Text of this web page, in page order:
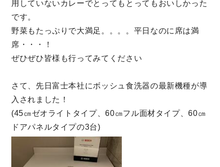
耐震等級3 & 許容応力度計算 全棟標準
徹底したコストダウンの追求
頑丈で長持ちの外壁
2030年の省エネ基準住宅
100年点検住宅
快適な室内環境へのこだわり
用していないカレーでとってもとってもおいしかった
です。
野菜もたっぷりで大満足。。。。平日なのに席は満
席・・・！
ぜひぜひ皆様も行ってみてください
さて、先日富士本社にボッシュ食洗器の最新機種が導
入されました！
(45㎝ゼオライトタイプ、60㎝フル面材タイプ、60㎝
ドアパネルタイプの3台)